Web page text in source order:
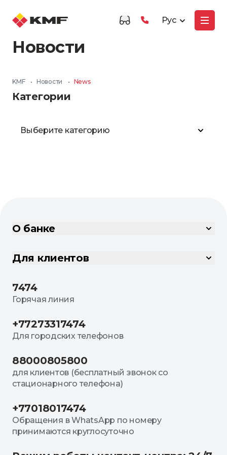
Рус
Новости
KMF • Новости • News
Категории
Выберите категорию
О банке
Для клиентов
7474
Горячая линия
+77273317474
Для городских телефонов
88000805800
для клиентов (бесплатный звонок со
стационарного телефона)
+77018017474
Обращения в WhatsApp по номеру
принимаются круглосуточно